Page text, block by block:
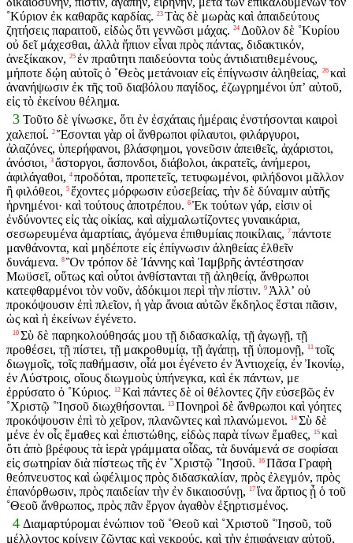
˚Κύριον ἐκ καθαρᾶς καρδίας. 23 Τὰς δὲ μωρὰς καὶ ἀπαιδεύτους
ζητήσεις παραιτοῦ, εἰδὼς ὅτι γεννῶσι μάχας. 24 Δοῦλον δὲ ˚Κυρίου
οὐ δεῖ μάχεσθαι, ἀλλὰ ἤπιον εἶναι πρὸς πάντας, διδακτικόν,
ἀνεξίκακον, 25 ἐν πραΰτητι παιδεύοντα τοὺς ἀντιδιατιθεμένους,
μήποτε δῴη αὐτοῖς ὁ ˚Θεὸς μετάνοιαν εἰς ἐπίγνωσιν ἀληθείας, 26 καὶ
ἀνανήψωσιν ἐκ τῆς τοῦ διαβόλου παγίδος, ἐζωγρημένοι ὑπʼ αὐτοῦ,
εἰς τὸ ἐκείνου θέλημα.
3 Τοῦτο δὲ γίνωσκε, ὅτι ἐν ἐσχάταις ἡμέραις ἐνστήσονται καιροὶ
χαλεποί. 2 Ἔσονται γὰρ οἱ ἄνθρωποι φίλαυτοι, φιλάργυροι,
ἀλαζόνες, ὑπερήφανοι, βλάσφημοι, γονεῦσιν ἀπειθεῖς, ἀχάριστοι,
ἀνόσιοι, 3 ἄστοργοι, ἄσπονδοι, διάβολοι, ἀκρατεῖς, ἀνήμεροι,
ἀφιλάγαθοι, 4 προδόται, προπετεῖς, τετυφωμένοι, φιλήδονοι μᾶλλον
ἢ φιλόθεοι, 5 ἔχοντες μόρφωσιν εὐσεβείας, τὴν δὲ δύναμιν αὐτῆς
ἠρνημένοι· καὶ τούτους ἀποτρέπου. 6 Ἐκ τούτων γάρ, εἰσιν οἱ
ἐνδύνοντες εἰς τὰς οἰκίας, καὶ αἰχμαλωτίζοντες γυναικάρια,
σεσωρευμένα ἁμαρτίαις, ἀγόμενα ἐπιθυμίαις ποικίλαις, 7 πάντοτε
μανθάνοντα, καὶ μηδέποτε εἰς ἐπίγνωσιν ἀληθείας ἐλθεῖν
δυνάμενα. 8 Ὃν τρόπον δὲ Ἰάννης καὶ Ἰαμβρῆς ἀντέστησαν
Μωϋσεῖ, οὕτως καὶ οὗτοι ἀνθίστανται τῇ ἀληθείᾳ, ἄνθρωποι
κατεφθαρμένοι τὸν νοῦν, ἀδόκιμοι περὶ τὴν πίστιν. 9 Ἀλλʼ οὐ
προκόψουσιν ἐπὶ πλεῖον, ἡ γὰρ ἄνοια αὐτῶν ἔκδηλος ἔσται πᾶσιν,
ὡς καὶ ἡ ἐκείνων ἐγένετο.
10 Σὺ δὲ παρηκολούθησάς μου τῇ διδασκαλίᾳ, τῇ ἀγωγῇ, τῇ
προθέσει, τῇ πίστει, τῇ μακροθυμίᾳ, τῇ ἀγάπῃ, τῇ ὑπομονῇ,
11 τοῖς
διωγμοῖς, τοῖς παθήμασιν, οἷά μοι ἐγένετο ἐν Ἀντιοχείᾳ, ἐν Ἰκονίῳ,
ἐν Λύστροις, οἵους διωγμοὺς ὑπήνεγκα, καὶ ἐκ πάντων, με
ἐρρύσατο ὁ ˚Κύριος.
12 Καὶ πάντες δὲ οἱ θέλοντες ζῆν εὐσεβῶς ἐν
˚Χριστῷ ˚Ἰησοῦ διωχθήσονται.
13 Πονηροὶ δὲ ἄνθρωποι καὶ γόητες
προκόψουσιν ἐπὶ τὸ χεῖρον, πλανῶντες καὶ πλανώμενοι.
14 Σὺ δὲ
μένε ἐν οἷς ἔμαθες καὶ ἐπιστώθης, εἰδὼς παρὰ τίνων ἔμαθες,
15 καὶ
ὅτι ἀπὸ βρέφους τὰ ἱερὰ γράμματα οἶδας, τὰ δυνάμενά σε σοφίσαι
εἰς σωτηρίαν διὰ πίστεως τῆς ἐν ˚Χριστῷ ˚Ἰησοῦ.
16 Πᾶσα Γραφὴ
θεόπνευστος καὶ ὠφέλιμος πρὸς διδασκαλίαν, πρὸς ἐλεγμόν, πρὸς
ἐπανόρθωσιν, πρὸς παιδείαν τὴν ἐν δικαιοσύνῃ,
17 ἵνα ἄρτιος ᾖ ὁ τοῦ
˚Θεοῦ ἄνθρωπος, πρὸς πᾶν ἔργον ἀγαθὸν ἐξηρτισμένος.
4 Διαμαρτύρομαι ἐνώπιον τοῦ ˚Θεοῦ καὶ ˚Χριστοῦ ˚Ἰησοῦ, τοῦ
μέλλοντος κρίνειν ζῶντας καὶ νεκρούς, καὶ τὴν ἐπιφάνειαν αὐτοῦ,